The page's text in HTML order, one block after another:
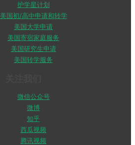
护学星计划
美国初/高中申请和转学
美国大学申请
美国寄宿家庭服务
美国研究生申请
美国转学服务
微信公众号
微博
知乎
西瓜视频
腾讯视频